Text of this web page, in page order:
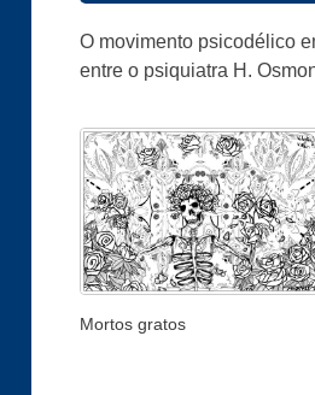
O movimento psicodélico
entre o psiquiatra H.
Mortos gratos